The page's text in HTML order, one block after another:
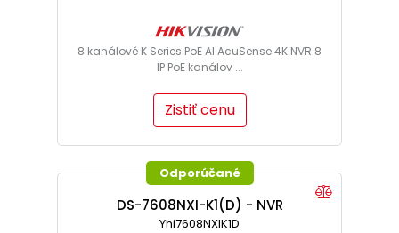
8 kanálové K Series PoE AI AcuSense 4K NVR 8
IP PoE kanálov ...
Zistiť cenu
Odporúčané
DS-7608NXI-K1(D) - NVR
Yhi7608NXIK1D